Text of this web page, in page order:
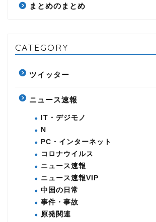
まとめのまとめ
CATEGORY
ツイッター
ニュース速報
IT・デジモノ
N
PC・インターネット
コロナウイルス
ニュース速報
ニュース速報VIP
中国の日常
事件・事故
原発関連